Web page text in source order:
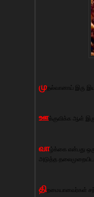
முதல்வானாய் இரு
ஊக்குவிக்க ஆள்
வாழ்க்கை என்பது
அடுத்த
தி றமையானவர்கள்